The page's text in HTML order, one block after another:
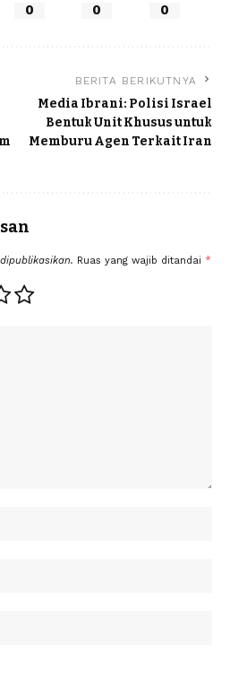
0 0 0
BERITA BERIKUTNYA
Media Ibrani: Polisi Israel
Bentuk Unit Khusus untuk
Memburu Agen Terkait Iran
Ruas yang wajib ditandai *